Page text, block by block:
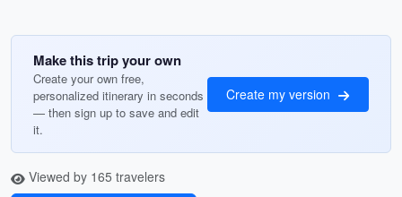
Make this trip your own
Create your own free,
personalized itinerary in seconds
— then sign up to save and edit
it.
Create my version
Viewed by 165 travelers